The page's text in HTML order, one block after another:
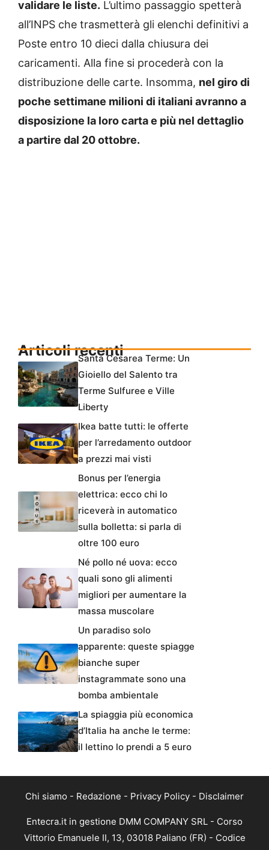
validare le liste. L’ultimo passaggio spetterà
all’INPS che trasmetterà gli elenchi definitivi a
Poste entro 10 dieci dalla chiusura dei
caricamenti. Alla fine si procederà con la
distribuzione delle carte. Insomma, nel giro di
poche settimane milioni di italiani avranno a
disposizione la loro carta e più nel dettaglio
a partire dal 20 ottobre.
Articoli recentiSanta Cesarea Terme: Un
Gioiello del Salento tra
Terme Sulfuree e Ville
Liberty
Ikea batte tutti: le offerte
per l’arredamento outdoor
a prezzi mai visti
Bonus per l’energia
elettrica: ecco chi lo
riceverà in automatico
sulla bolletta: si parla di
oltre 100 euro
Né pollo né uova: ecco
quali sono gli alimenti
migliori per aumentare la
massa muscolare
Un paradiso solo
apparente: queste spiagge
bianche super
instagrammate sono una
bomba ambientale
La spiaggia più economica
d’Italia ha anche le terme:
il lettino lo prendi a 5 euro
Chi siamo - Redazione - Privacy Policy - Disclaimer
Entecra.it in gestione DMM COMPANY SRL - Corso
Vittorio Emanuele II, 13, 03018 Paliano (FR) - Codice